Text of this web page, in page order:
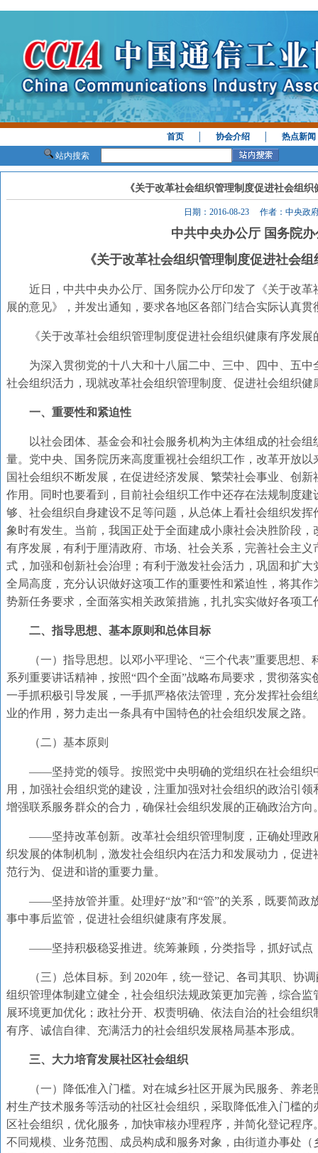
首页 │协会介绍 │热点新闻
站内搜索
《关于改革社会组织管理制度促进社会组
日期：2016-08-23 作者：中央政
中共中央办公厅 国务院
《关于改革社会组织管理制度促进社会
近日，中共中央办公厅、国务院办公厅印发了《关于改
展的意见》，并发出通知，要求各地区各部门结合实际认真贯
《关于改革社会组织管理制度促进社会组织健康有序发
为深入贯彻党的十八大和十八届二中、三中、四中、五
社会组织活力，现就改革社会组织管理制度、促进社会组织
一、重要性和紧迫性
以社会团体、基金会和社会服务机构为主体组成的社会
量。党中央、国务院历来高度重视社会组织工作，改革开放
国社会组织不断发展，在促进经济发展、繁荣社会事业、创
作用。同时也要看到，目前社会组织工作中还存在法规制度
够、社会组织自身建设不足等问题，从总体上看社会组织发
象时有发生。当前，我国正处于全面建成小康社会决胜阶段
有序发展，有利于厘清政府、市场、社会关系，完善社会主
式，加强和创新社会治理；有利于激发社会活力，巩固和扩
全局高度，充分认识做好这项工作的重要性和紧迫性，将其
势新任务要求，全面落实相关政策措施，扎扎实实做好各项工
二、指导思想、基本原则和总体目标
（一）指导思想。以邓小平理论、“三个代表”重要思想
系列重要讲话精神，按照“四个全面”战略布局要求，贯彻落
一手抓积极引导发展，一手抓严格依法管理，充分发挥社会
业的作用，努力走出一条具有中国特色的社会组织发展之路。
（二）基本原则
——坚持党的领导。按照党中央明确的党组织在社会组织
用，加强社会组织党的建设，注重加强对社会组织的政治引
增强联系服务群众的合力，确保社会组织发展的正确政治方向
——坚持改革创新。改革社会组织管理制度，正确处理政
织发展的体制机制，激发社会组织内在活力和发展动力，促
范行为、促进和谐的重要力量。
——坚持放管并重。处理好“放”和“管”的关系，既要简政
事中事后监管，促进社会组织健康有序发展。
——坚持积极稳妥推进。统筹兼顾，分类指导，抓好试点
（三）总体目标。到 2020年，统一登记、各司其职、协
组织管理体制建立健全，社会组织法规政策更加完善，综合
展环境更加优化；政社分开、权责明确、依法自治的社会组
有序、诚信自律、充满活力的社会组织发展格局基本形成。
三、大力培育发展社区社会组织
（一）降低准入门槛。对在城乡社区开展为民服务、养
村生产技术服务等活动的社区社会组织，采取降低准入门槛
区社会组织，优化服务，加快审核办理程序，并简化登记程
不同规模、业务范围、成员构成和服务对象，由街道办事处